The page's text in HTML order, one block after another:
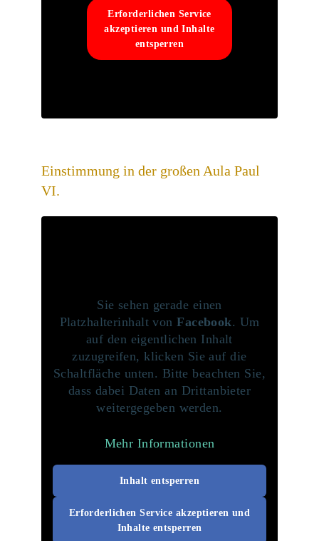
Erforderlichen Service
akzeptieren und Inhalte
entsperren
Einstimmung in der großen Aula Paul
VI.
Sie sehen gerade einen
Platzhalterinhalt vonFacebook. Um
auf den eigentlichen Inhalt
zuzugreifen, klicken Sie auf die
Schaltfläche unten. Bitte beachten Sie,
dass dabei Daten an Drittanbieter
weitergegeben werden.
Mehr Informationen
Inhalt entsperren
Erforderlichen Service akzeptieren und
Inhalte entsperren